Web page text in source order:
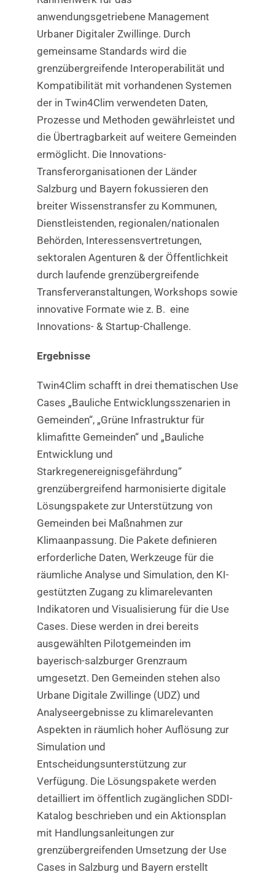
anwendungsgetriebene Management
Urbaner Digitaler Zwillinge. Durch
gemeinsame Standards wird die
grenzübergreifende Interoperabilität und
Kompatibilität mit vorhandenen Systemen
der in Twin4Clim verwendeten Daten,
Prozesse und Methoden gewährleistet und
die Übertragbarkeit auf weitere Gemeinden
ermöglicht. Die Innovations-
Transferorganisationen der Länder
Salzburg und Bayern fokussieren den
breiter Wissenstransfer zu Kommunen,
Dienstleistenden, regionalen/nationalen
Behörden, Interessensvertretungen,
sektoralen Agenturen & der Öffentlichkeit
durch laufende grenzübergreifende
Transferveranstaltungen, Workshops sowie
innovative Formate wie z. B. eine
Innovations- & Startup-Challenge.
Ergebnisse
Twin4Clim schafft in drei thematischen Use
Cases „Bauliche Entwicklungsszenarien in
Gemeinden“, „Grüne Infrastruktur für
klimafitte Gemeinden“ und „Bauliche
Entwicklung und
Starkregenereignisgefährdung“
grenzübergreifend harmonisierte digitale
Lösungspakete zur Unterstützung von
Gemeinden bei Maßnahmen zur
Klimaanpassung. Die Pakete definieren
erforderliche Daten, Werkzeuge für die
räumliche Analyse und Simulation, den KI-
gestützten Zugang zu klimarelevanten
Indikatoren und Visualisierung für die Use
Cases. Diese werden in drei bereits
ausgewählten Pilotgemeinden im
bayerisch-salzburger Grenzraum
umgesetzt. Den Gemeinden stehen also
Urbane Digitale Zwillinge (UDZ) und
Analyseergebnisse zu klimarelevanten
Aspekten in räumlich hoher Auflösung zur
Simulation und
Entscheidungsunterstützung zur
Verfügung. Die Lösungspakete werden
detailliert im öffentlich zugänglichen SDDI-
Katalog beschrieben und ein Aktionsplan
mit Handlungsanleitungen zur
grenzübergreifenden Umsetzung der Use
Cases in Salzburg und Bayern erstellt